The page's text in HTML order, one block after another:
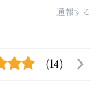
通報する
(14)